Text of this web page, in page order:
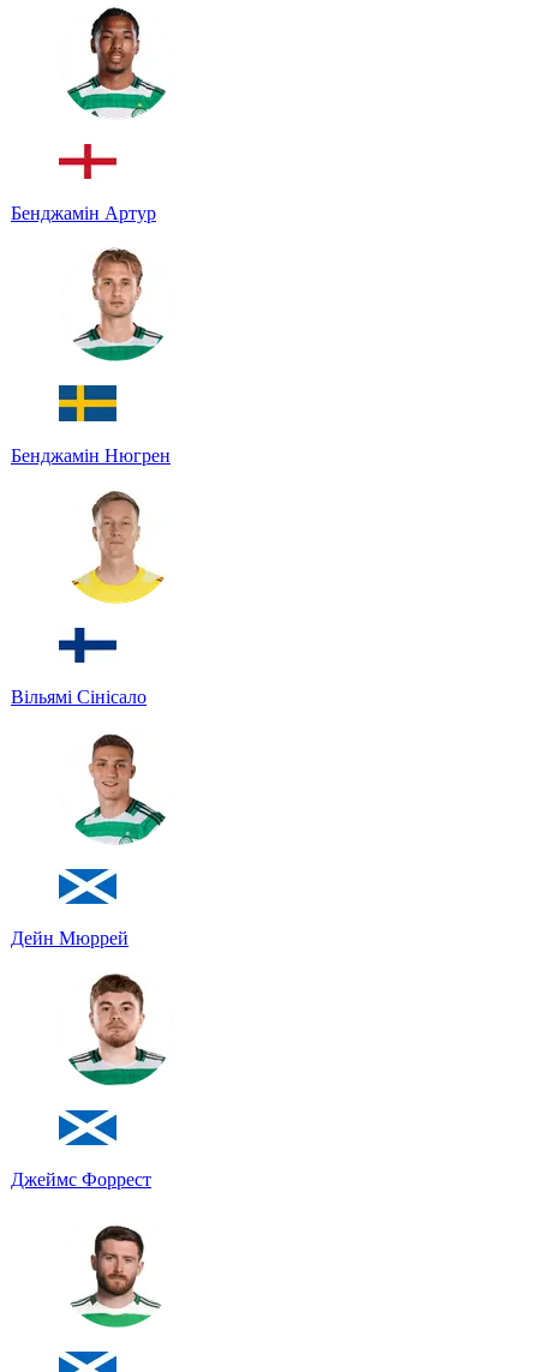
Бенджамін Артур
Бенджамін Нюгрен
Вільямі Сінісало
Дейн Мюррей
Джеймс Форрест